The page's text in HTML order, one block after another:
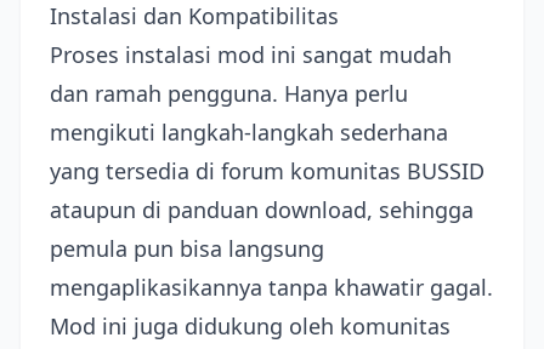
Instalasi dan Kompatibilitas
Proses instalasi mod ini sangat mudah
dan ramah pengguna. Hanya perlu
mengikuti langkah-langkah sederhana
yang tersedia di forum komunitas BUSSID
ataupun di panduan download, sehingga
pemula pun bisa langsung
mengaplikasikannya tanpa khawatir gagal.
Mod ini juga didukung oleh komunitas